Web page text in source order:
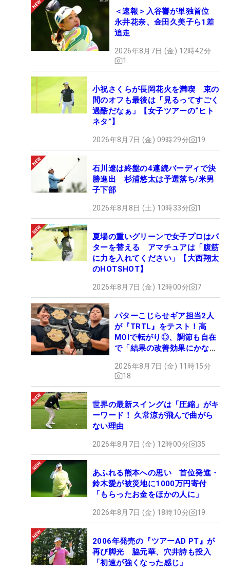
＜速報＞入谷響が単独首位
永井花奈、金田久美子ら1差
追走
2026年8月7日 (金) 12時42分
1
小祝さくらが長岡花火を満喫 束の
間のオフも最後は「見るってすごく
過酷だなぁ」【女子ツアーの“ヒト
ネタ”】
2026年8月7日 (金) 09時29分 19
石川遼は終盤の4連続バーディで決
勝進出 杉浦悠太は予選落ち/米男
子下部
2026年8月8日 (土) 10時33分 1
夏場の重いグリーンで女子プロはパ
ターを替える アマチュアは「腹筋
に力を入れてください」【大西翔太
のHOTSHOT】
2026年8月7日 (金) 12時00分 7
パターこじらせギア担当2人
が『TRTL』をテスト！高
MOIで転がり◎、調節も自在
で「結果の改善効果にかなり
2026年8月7日 (金) 11時15分
18
世界の最新スイングは「圧縮」がキ
ーワード！ 久常涼が飛んで曲がら
ない理由
2026年8月7日 (金) 12時00分 35
あふれる熊本への思い 首位発進・
鈴木愛が被災地に1000万円寄付
「もらったお金をほかの人に」
2026年8月7日 (金) 18時10分 19
2006年発売の『ツアーAD PT』が
再び脚光 脇元華、穴井詩も投入
「初速が強くなった感じ」